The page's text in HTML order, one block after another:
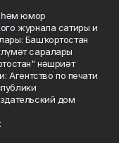
һәм юмор
журнала сатиры и
Башҡортостан
саралары
нәшриәт
Агентство по печати
дом